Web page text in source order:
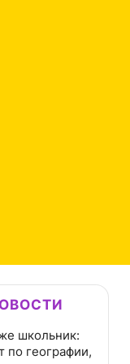
школьник:
по географии,